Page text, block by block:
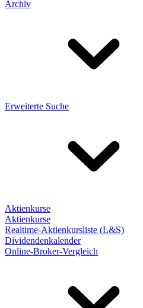
Archiv
Erweiterte Suche
Aktienkurse
Aktienkurse
Realtime-Aktienkursliste (L&S)
Dividendenkalender
Online-Broker-Vergleich